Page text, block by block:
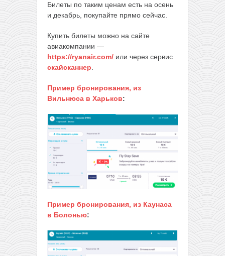
Билеты по таким ценам есть на осень
и декабрь, покупайте прямо сейчас.
Купить билеты можно на сайте
авиакомпании —
https://ryanair.com/ или через сервис
скайсканнер.
Пример бронирования, из
Вильнюса в Харьков:
Пример бронирования, из Каунаса
в Болонью: